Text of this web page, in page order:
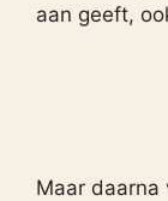
aan geeft,
Maar